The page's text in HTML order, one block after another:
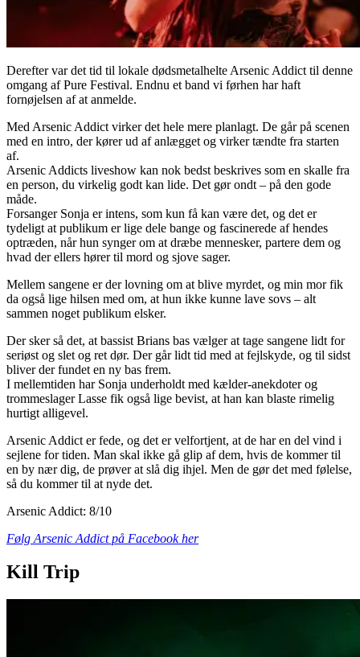
Derefter var det tid til lokale dødsmetalhelte Arsenic Addict til denne
omgang af Pure Festival. Endnu et band vi førhen har haft
fornøjelsen af at anmelde.
Med Arsenic Addict virker det hele mere planlagt. De går på scenen
med en intro, der kører ud af anlægget og virker tændte fra starten
af.
Arsenic Addicts liveshow kan nok bedst beskrives som en skalle fra
en person, du virkelig godt kan lide. Det gør ondt – på den gode
måde.
Forsanger Sonja er intens, som kun få kan være det, og det er
tydeligt at publikum er lige dele bange og fascinerede af hendes
optræden, når hun synger om at dræbe mennesker, partere dem og
hvad der ellers hører til mord og sjove sager.
Mellem sangene er der lovning om at blive myrdet, og min mor fik
da også lige hilsen med om, at hun ikke kunne lave sovs – alt
sammen noget publikum elsker.
Der sker så det, at bassist Brians bas vælger at tage sangene lidt for
seriøst og slet og ret dør. Der går lidt tid med at fejlskyde, og til sidst
bliver der fundet en ny bas frem.
I mellemtiden har Sonja underholdt med kælder-anekdoter og
trommeslager Lasse fik også lige bevist, at han kan blaste rimelig
hurtigt alligevel.
Arsenic Addict er fede, og det er velfortjent, at de har en del vind i
sejlene for tiden. Man skal ikke gå glip af dem, hvis de kommer til
en by nær dig, de prøver at slå dig ihjel. Men de gør det med følelse,
så du kommer til at nyde det.
Arsenic Addict: 8/10
Følg Arsenic Addict på Facebook her
Kill Trip